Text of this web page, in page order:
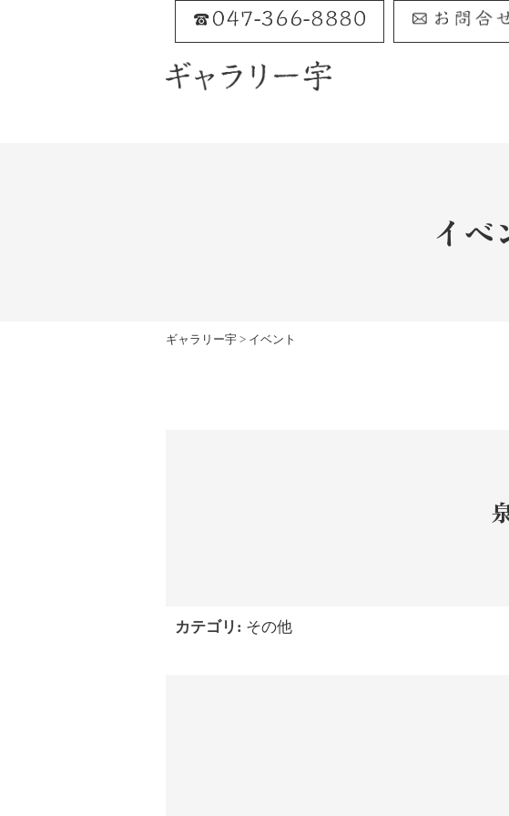
イベ
ギャラリー宇 > イベント
カテゴリ: その他